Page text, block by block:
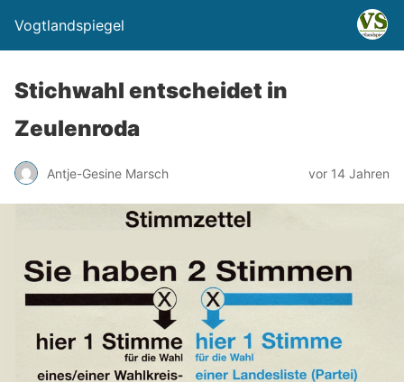
Vogtlandspiegel
Stichwahl entscheidet in
Zeulenroda
Antje-Gesine Marsch vor 14 Jahren